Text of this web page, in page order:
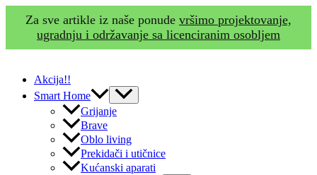
Za sve artikle iz naše ponude vršimo projektovanje,
ugradnju i održavanje sa licenciranim osobljem
contentAkcija!!
Smart Home
Menu
Toggle
Grijanje
Brave
Oblo living
Prekidači i utičnice
Kućanski aparati